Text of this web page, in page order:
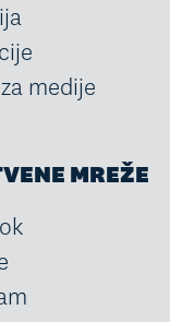
medije
MREŽE